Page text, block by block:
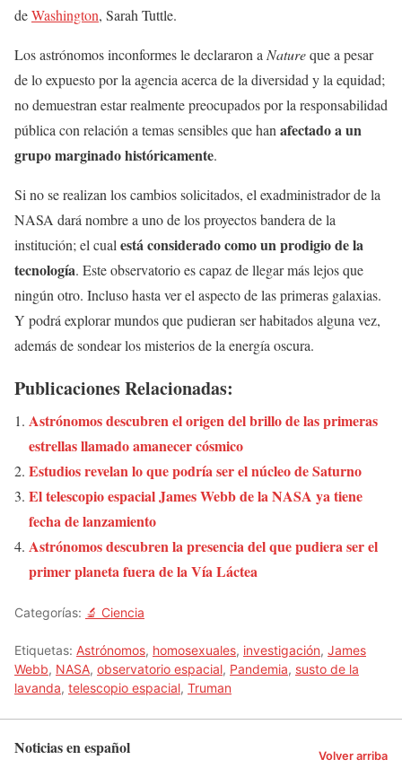
deWashington, Sarah Tuttle.
Los astrónomos inconformes le declararon a Natureque a pesar
de lo expuesto por la agencia acerca de la diversidad y la equidad;
no demuestran estar realmente preocupados por la responsabilidad
pública con relación a temas sensibles que han afectado a un
grupo marginado históricamente.
Si no se realizan los cambios solicitados, el exadministrador de la
NASA dará nombre a uno de los proyectos bandera de la
institución; el cual está considerado como un prodigio de la
tecnología. Este observatorio es capaz de llegar más lejos que
ningún otro. Incluso hasta ver el aspecto de las primeras galaxias.
Y podrá explorar mundos que pudieran ser habitados alguna vez,
además de sondear los misterios de la energía oscura.
Publicaciones Relacionadas:
Astrónomos descubren el origen del brillo de las primeras
estrellas llamado amanecer cósmico
Estudios revelan lo que podría ser el núcleo de Saturno
El telescopio espacial James Webb de la NASA ya tiene
fecha de lanzamiento
Astrónomos descubren la presencia del que pudiera ser el
primer planeta fuera de la Vía Láctea
Categorías: 🔬 Ciencia
Etiquetas: Astrónomos, homosexuales, investigación, James
Webb, NASA, observatorio espacial, Pandemia, susto de la
lavanda, telescopio espacial, Truman
Noticias en español Volver arriba